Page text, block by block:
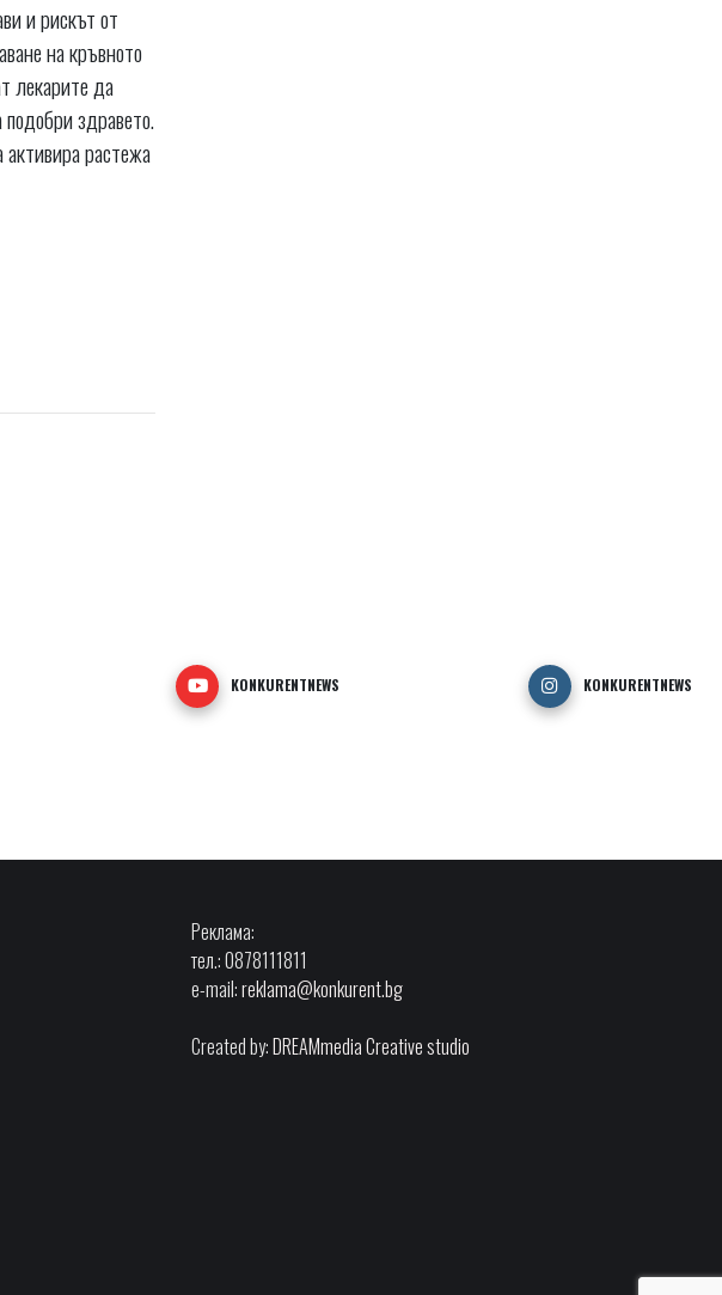
и рискът от
на кръвното
лекарите да
здравето.
активира растежа
KONKURENTNEWS KONKURENTNEWS
Реклама:
тел.: 0878111811
e-mail:reklama@konkurent.bg
Created by:DREAMmedia Creative studio